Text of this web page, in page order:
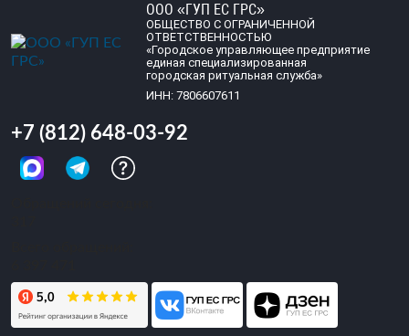
ООО «ГУП ЕС ГРС»
ОБЩЕСТВО С ОГРАНИЧЕННОЙ
ОТВЕТСТВЕННОСТЬЮ
«Городское управляющее предприятие
единая специализированная
городская ритуальная служба»
ИНН: 7806607611
+7 (812) 648-03-92